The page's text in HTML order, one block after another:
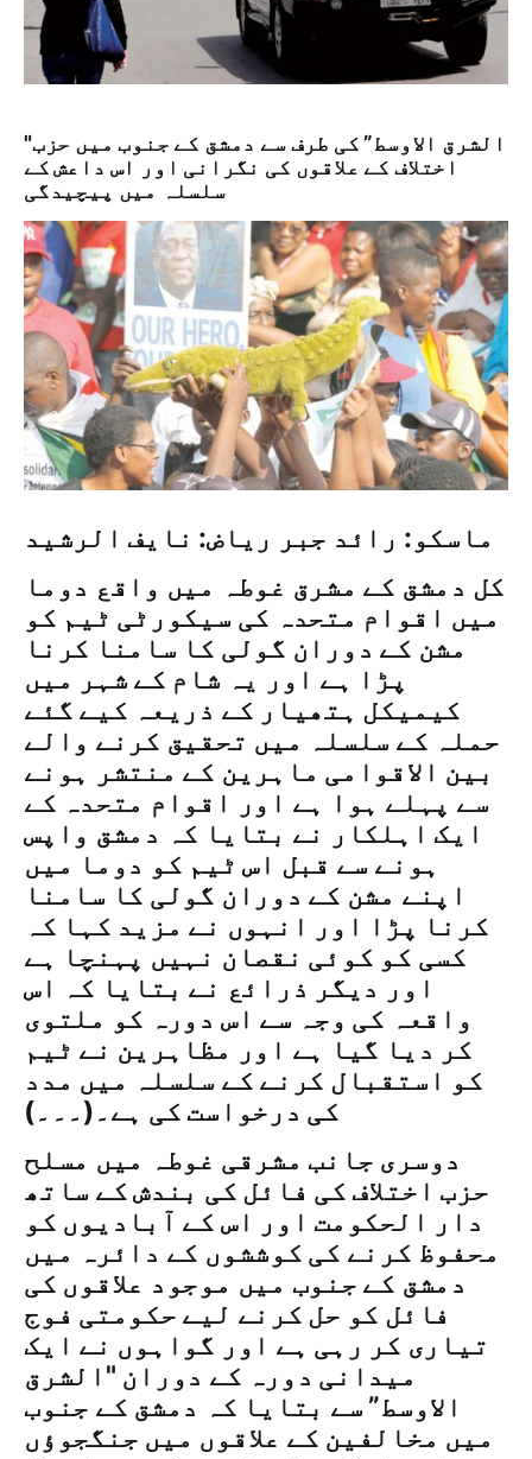
"الشرق الاوسط” کی طرف سے دمشق کے جنوب میں حزب
اختلاف کے علاقوں کی نگرانی اور اس داعش کے
سلسلہ میں پیچیدگی
ماسکو: رائد جبر ریاض: نايف الرشيد
کل دمشق کے مشرق غوطہ میں واقع دوما
میں اقوام متحدہ کی سیکورٹی ٹیم کو
مشن کے دوران گولی کا سامنا کرنا
پڑا ہے اور یہ شام کے شہر میں
کیمیکل ہتھیار کے ذریعہ کیے گئے
حملہ کے سلسلہ میں تحقیق کرنے والے
بین الاقوامی ماہرین کے منتشر ہونے
سے پہلے ہوا ہے اور اقوام متحدہ کے
ایک اہلکار نے بتایا کہ دمشق واپس
ہونے سے قبل اس ٹیم کو دوما میں
اپنے مشن کے دوران گولی کا سامنا
کرنا پڑا اور انہوں نے مزید کہا کہ
کسی کو کوئی نقصان نہیں پہنچا ہے
اور دیگر ذرائع نے بتایا کہ اس
واقعہ کی وجہ سے اس دورہ کو ملتوی
کر دیا گیا ہے اور مظاہرین نے ٹیم
کو استقبال کرنے کے سلسلہ میں مدد
کی درخواست کی ہے۔(۔۔۔)
دوسری جانب مشرقی غوطہ میں مسلح
حزب اختلاف کی فائل کی بندش کے ساتھ
دار الحکومت اور اس کے آبادیوں کو
محفوظ کرنے کی کوششوں کے دائرہ میں
دمشق کے جنوب میں موجود علاقوں کی
فائل کو حل کرنے لیے حکومتی فوج
تیاری کر رہی ہے اور گواہوں نے ایک
میدانی دورہ کے دوران "الشرق
الاوسط” سے بتایا کہ دمشق کے جنوب
میں مخالفین کے علاقوں میں جنگجوؤں